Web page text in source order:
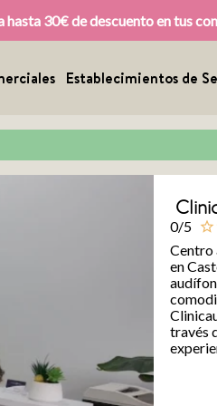
30€ de descuento en tus
Establecimientos de
0/5 star_outline
Centro
en
través